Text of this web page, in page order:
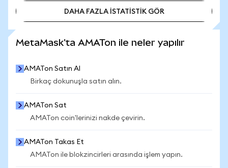
DAHA FAZLA İSTATİSTİK GÖR
MetaMask'ta AMATon ile neler yapılır
AMATon Satın Al
Birkaç dokunuşla satın alın.
AMATon Sat
AMATon coin'lerinizi nakde çevirin.
AMATon Takas Et
AMATon ile blokzincirleri arasında işlem yapın.